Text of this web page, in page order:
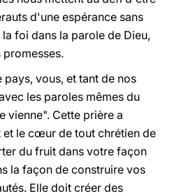
d'une espérance sans
la foi dans la parole de Dieu,
promesses.
pays, vous, et tant de nos
les paroles mêmes du
vienne". Cette prière a
le cœur de tout chrétien de
du fruit dans votre façon
la façon de construire vos
Elle doit créer des